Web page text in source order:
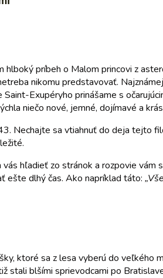
hlboký príbeh o Malom princovi z
nikomu predstavovať.
Exupéryho prinášame s
niečo nové, jemné, dojímavé a
Nechajte sa vtiahnuť do deja tejto
hľadieť zo stránok a rozpovie vám
ešte dlhý čas. Ako napríklad táto:
ktoré sa z lesa vyberú do veľkého
stali blšími sprievodcami po